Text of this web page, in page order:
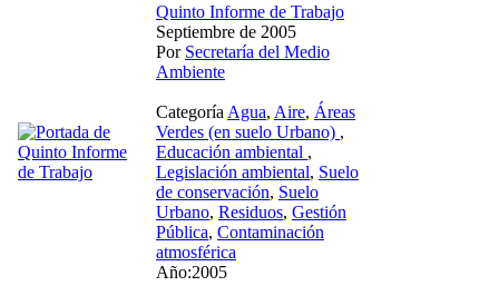
Quinto Informe de Trabajo
Septiembre de 2005
Por Secretaría del Medio
Ambiente
Categoría Agua, Aire, Áreas
Verdes (en suelo Urbano) ,
Educación ambiental ,
Legislación ambiental, Suelo
de conservación, Suelo
Urbano, Residuos, Gestión
Pública, Contaminación
atmosférica
Año:2005